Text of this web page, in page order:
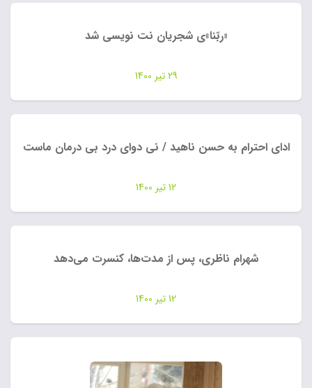
«ربّنا»ی شجریان نت نویسی شد
29 تیر 1400
ادای احترام به حسن ناهید / نی دوای درد بی درمان ماست
12 تیر 1400
شهرام ناظری، پس از مدت‌ها، کنسرت می‌دهد
12 تیر 1400